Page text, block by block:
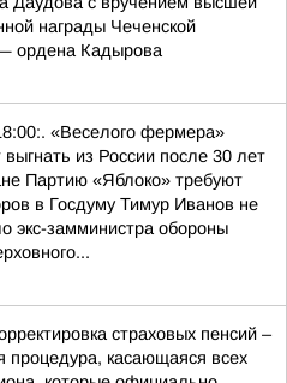
награды Чеченской
ордена Кадырова
«Веселого фермера»
выгнать из России после 30 лет
Партию «Яблоко» требуют
в Госдуму Тимур Иванов не
экс-замминистра обороны
страховых пенсий –
процедура, касающаяся всех